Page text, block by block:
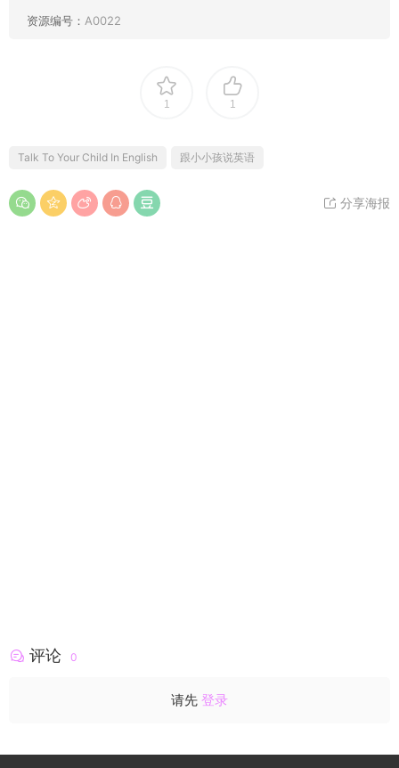
资源编号： A0022
1 1
Talk To Your Child In English 跟小小孩说英语
分享海报
评论 0
请先 登录